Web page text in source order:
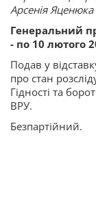
Арсенія
Генеральний
- по 10 лютого
Подав у
про стан
Гідності та
ВРУ.
Безпартійний.